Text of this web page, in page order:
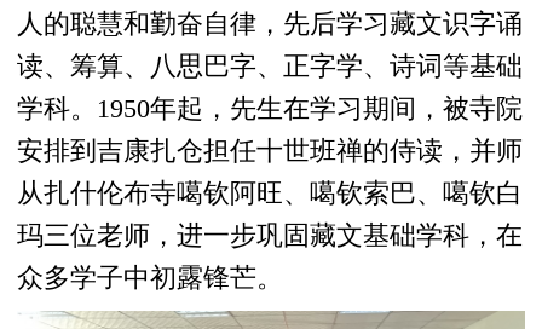
人的聪慧和勤奋自律，先后学习藏文识字诵
读、筹算、八思巴字、正字学、诗词等基础
学科。1950年起，先生在学习期间，被寺院
安排到吉康扎仓担任十世班禅的侍读，并师
从扎什伦布寺噶钦阿旺、噶钦索巴、噶钦白
玛三位老师，进一步巩固藏文基础学科，在
众多学子中初露锋芒。